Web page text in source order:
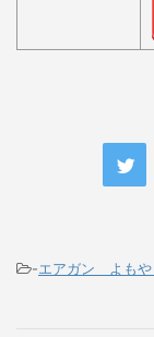
-エアガン よもや